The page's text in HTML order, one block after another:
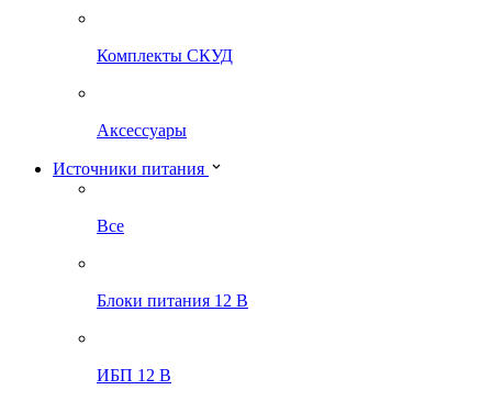
Комплекты СКУД
Аксессуары
Источники питания
Все
Блоки питания 12 В
ИБП 12 В